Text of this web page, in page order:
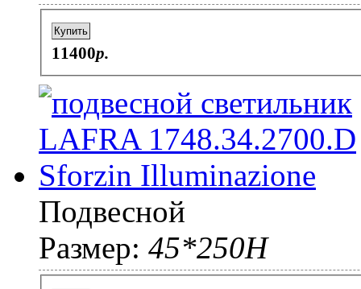
Купить
11400p.
Подвесной
Размер: 45*250H